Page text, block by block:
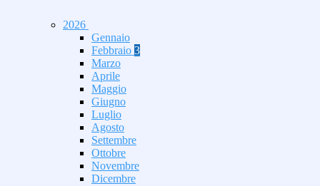
2026
Gennaio
Febbraio 3
Marzo
Aprile
Maggio
Giugno
Luglio
Agosto
Settembre
Ottobre
Novembre
Dicembre